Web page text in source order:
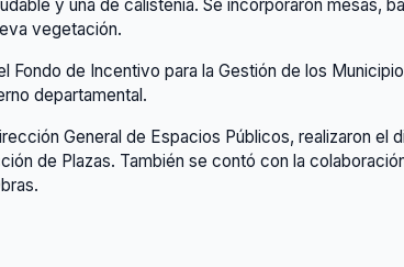
y una de calistenia. Se incorporaron mesas,
vegetación.
de Incentivo para la Gestión de los
departamental.
General de Espacios Públicos, realizaron el
de Plazas. También se contó con la